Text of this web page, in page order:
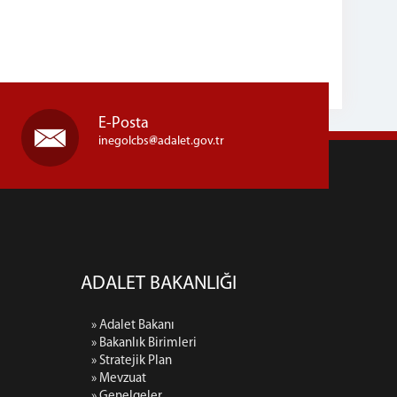
E-Posta
inegolcbs adalet.gov.tr
ADALET BAKANLIĞI
» Adalet Bakanı
» Bakanlık Birimleri
» Stratejik Plan
» Mevzuat